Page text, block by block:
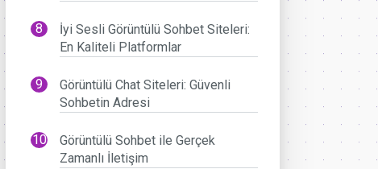
İyi Sesli Görüntülü Sohbet Siteleri:
En Kaliteli Platformlar
Görüntülü Chat Siteleri: Güvenli
Sohbetin Adresi
Görüntülü Sohbet ile Gerçek
Zamanlı İletişim